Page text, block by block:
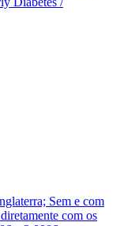
Sem e com
com os